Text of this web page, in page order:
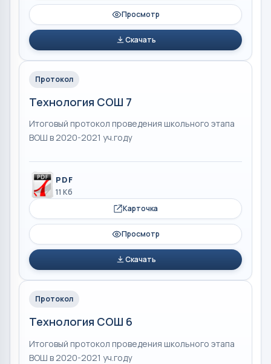
Просмотр
Скачать
Протокол
Технология СОШ 7
Итоговый протокол проведения школьного этапа
ВОШ в 2020-2021 уч.году
PDF
11 Кб
Карточка
Просмотр
Скачать
Протокол
Технология СОШ 6
Итоговый протокол проведения школьного этапа
ВОШ в 2020-2021 уч.году